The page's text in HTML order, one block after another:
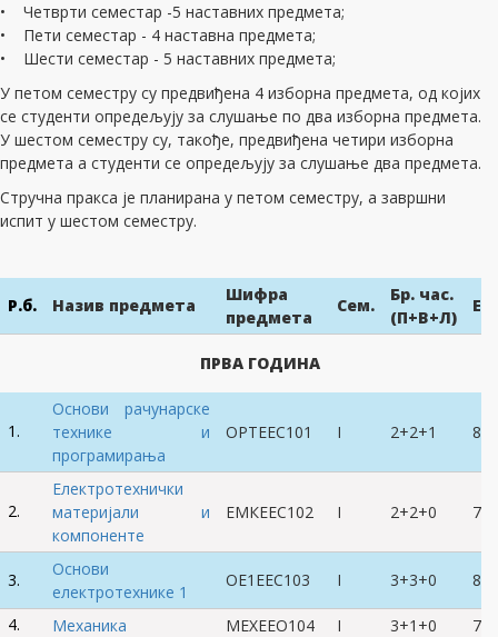
• Четврти семестар -5 наставних предмета;
• Пети семестар - 4 наставна предмета;
• Шести семестар - 5 наставних предмета;
У петом семестру су предвиђена 4 изборна предмета, од којих
се студенти опредељују за слушање по два изборна предмета.
У шестом семестру су, такође, предвиђена четири изборна
предмета а студенти се опредељују за слушање два предмета.
Стручна пракса је планирана у петом семестру, а завршни
испит у шестом семестру.
Р.б. Назив предмета
Шифра
предмета
Сем.
Бр. час.
(П+В+Л)
ПРВА ГОДИНА
1.
Основи рачунарске
технике и
програмирања
ОРТЕЕС101 I 2+2+1 8
2.
Електротехнички
материјали и
компоненте
ЕМКЕЕС102 I 2+2+0 7
3.
Основи
електротехнике 1
ОЕ1ЕЕС103 I 3+3+0 8
4. Механика МЕХЕЕО104 I 3+1+0 7